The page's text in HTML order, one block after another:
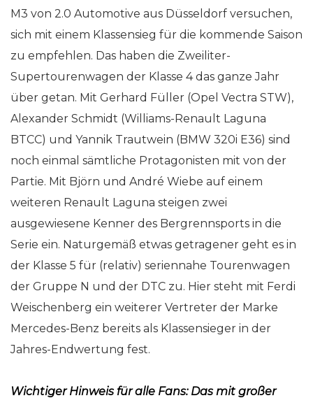
M3 von 2.0 Automotive aus Düsseldorf versuchen,
sich mit einem Klassensieg für die kommende Saison
zu empfehlen. Das haben die Zweiliter-
Supertourenwagen der Klasse 4 das ganze Jahr
über getan. Mit Gerhard Füller (Opel Vectra STW),
Alexander Schmidt (Williams-Renault Laguna
BTCC) und Yannik Trautwein (BMW 320i E36) sind
noch einmal sämtliche Protagonisten mit von der
Partie. Mit Björn und André Wiebe auf einem
weiteren Renault Laguna steigen zwei
ausgewiesene Kenner des Bergrennsports in die
Serie ein. Naturgemäß etwas getragener geht es in
der Klasse 5 für (relativ) seriennahe Tourenwagen
der Gruppe N und der DTC zu. Hier steht mit Ferdi
Weischenberg ein weiterer Vertreter der Marke
Mercedes-Benz bereits als Klassensieger in der
Jahres-Endwertung fest.
Wichtiger Hinweis für alle Fans: Das mit großer